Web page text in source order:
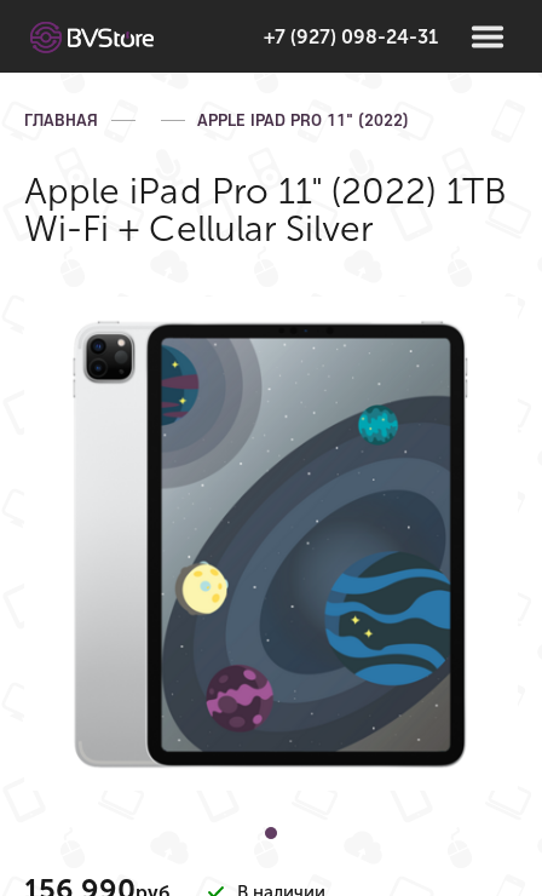
+7 (927) 098-24-31
ГЛАВНАЯ APPLE IPAD PRO 11" (2022)
Apple iPad Pro 11" (2022) 1TB
Wi-Fi + Cellular Silver